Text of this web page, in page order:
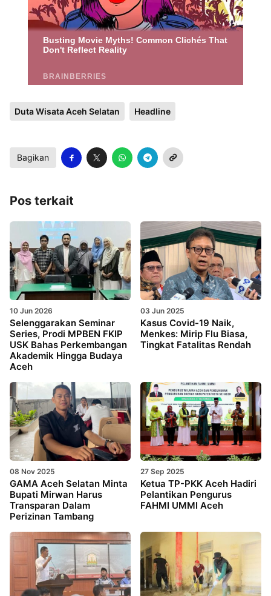
Duta Wisata Aceh Selatan Headline
Bagikan
Pos terkait
10 Jun 2026
Selenggarakan Seminar
Series, Prodi MPBEN FKIP
USK Bahas Perkembangan
Akademik Hingga Budaya
Aceh
03 Jun 2025
Kasus Covid-19 Naik,
Menkes: Mirip Flu Biasa,
Tingkat Fatalitas Rendah
08 Nov 2025
GAMA Aceh Selatan Minta
Bupati Mirwan Harus
Transparan Dalam
Perizinan Tambang
27 Sep 2025
Ketua TP-PKK Aceh Hadiri
Pelantikan Pengurus
FAHMI UMMI Aceh